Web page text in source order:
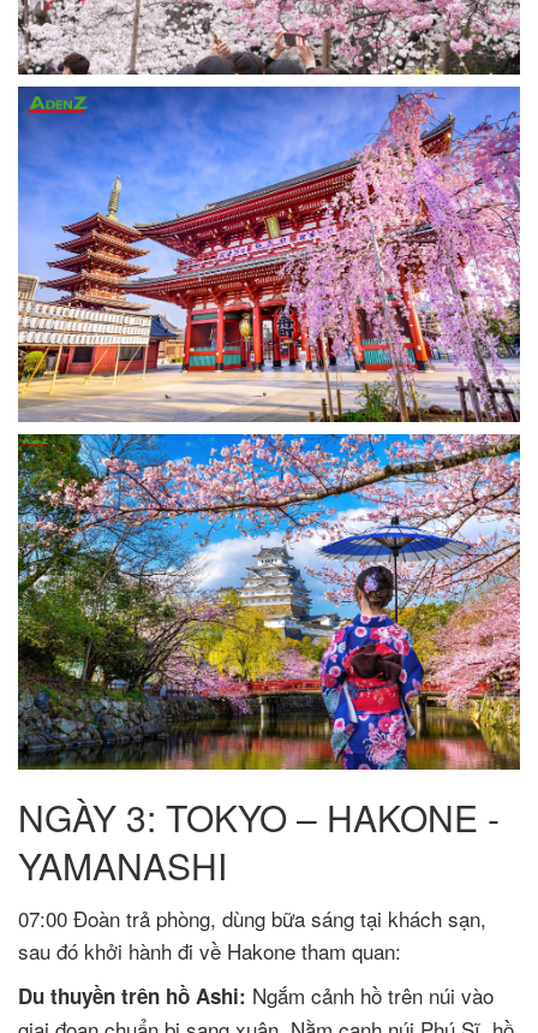
NGÀY 3: TOKYO – HAKONE -
YAMANASHI
07:00 Đoàn trả phòng, dùng bữa sáng tại khách sạn,
sau đó khởi hành đi về Hakone tham quan:
Du thuyền trên hồ Ashi: Ngắm cảnh hồ trên núi vào